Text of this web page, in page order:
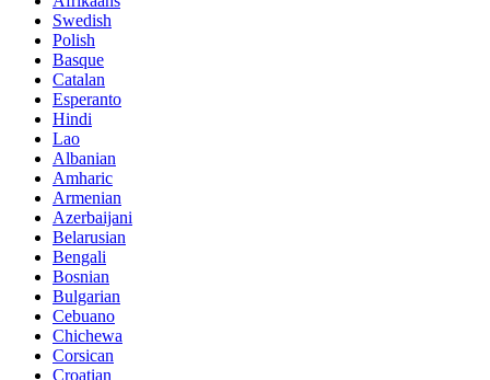
Swedish
Polish
Basque
Catalan
Esperanto
Hindi
Lao
Albanian
Amharic
Armenian
Azerbaijani
Belarusian
Bengali
Bosnian
Bulgarian
Cebuano
Chichewa
Corsican
Croatian